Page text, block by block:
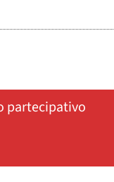
partecipativo